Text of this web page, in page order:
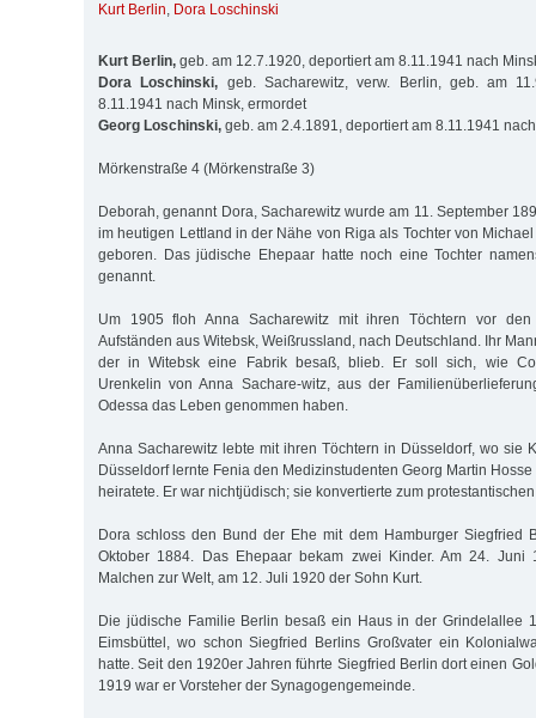
Kurt Berlin, Dora Loschinski
Kurt Berlin, geb. am 12.7.1920, deportiert am 8.11.1941 nach
Dora Loschinski, geb. Sacharewitz, verw. Berlin, geb. am
8.11.1941 nach Minsk, ermordet
Georg Loschinski, geb. am 2.4.1891, deportiert am 8.11.1941
Mörkenstraße 4 (Mörkenstraße 3)
Deborah, genannt Dora, Sacharewitz wurde am 11. September
im heutigen Lettland in der Nähe von Riga als Tochter von
geboren. Das jüdische Ehepaar hatte noch eine Tochter
genannt.
Um 1905 floh Anna Sacharewitz mit ihren Töchtern vor den
Aufständen aus Witebsk, Weißrussland, nach Deutschland. Ihr
der in Witebsk eine Fabrik besaß, blieb. Er soll sich, wie
Urenkelin von Anna Sachare-witz, aus der
Odessa das Leben genommen haben.
Anna Sacharewitz lebte mit ihren Töchtern in Düsseldorf, wo sie
Düsseldorf lernte Fenia den Medizinstudenten Georg Martin
heiratete. Er war nichtjüdisch; sie konvertierte zum
Dora schloss den Bund der Ehe mit dem Hamburger Siegfried
Oktober 1884. Das Ehepaar bekam zwei Kinder. Am 24. Juni
Malchen zur Welt, am 12. Juli 1920 der Sohn Kurt.
Die jüdische Familie Berlin besaß ein Haus in der Grindelallee
Eimsbüttel, wo schon Siegfried Berlins Großvater ein
hatte. Seit den 1920er Jahren führte Siegfried Berlin dort einen
1919 war er Vorsteher der Synagogengemeinde.